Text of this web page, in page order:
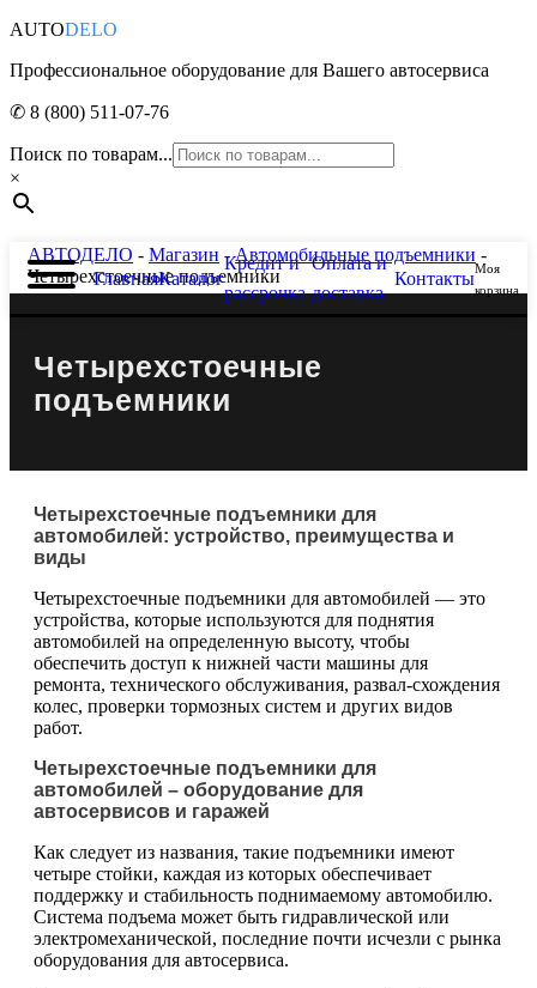
AUTODELO
Профессиональное оборудование для Вашего автосервиса
✆ 8 (800) 511-07-76
Поиск по товарам...
×
ГлавнаяКаталог
Кредит и
рассрочка
Оплата и
доставка
КонтактыМоя
корзина
АВТОДЕЛО - Магазин -Автомобильные подъемники -
Четырехстоечные подъемники
Четырехстоечные
подъемники
Четырехстоечные подъемники для
автомобилей: устройство, преимущества и
виды
Четырехстоечные подъемники для автомобилей — это
устройства, которые используются для поднятия
автомобилей на определенную высоту, чтобы
обеспечить доступ к нижней части машины для
ремонта, технического обслуживания, развал-схождения
колес, проверки тормозных систем и других видов
работ.
Четырехстоечные подъемники для
автомобилей – оборудование для
автосервисов и гаражей
Как следует из названия, такие подъемники имеют
четыре стойки, каждая из которых обеспечивает
поддержку и стабильность поднимаемому автомобилю.
Система подъема может быть гидравлической или
электромеханической, последние почти исчезли с рынка
оборудования для автосервиса.